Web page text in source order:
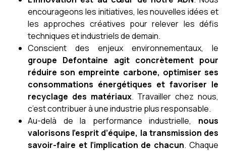
encourageons les initiatives, les nouvelles idées et
les approches créatives pour relever les défis
techniques et industriels de demain.
Conscient des enjeux environnementaux, le
groupe Defontaine agit concrètement pour
réduire son empreinte carbone, optimiser ses
consommations énergétiques et favoriser le
recyclage des matériaux. Travailler chez nous,
c’est contribuer à une industrie plus responsable.
Au-delà de la performance industrielle, nous
valorisons l’esprit d’équipe, la transmission des
savoir-faire et l’implication de chacun. Chaque